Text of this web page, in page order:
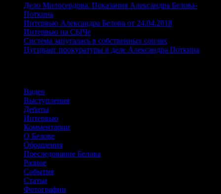
Дело Милосердова. Показания Александра Белова-
Поткина
Интервью Александра Белова от 24.04.2018
Интервью на СЫЧе
Система запуталась в собственных соплях
Цугцванг прокуратуры в деле Александра Поткина
Видео
Выступления
Дебаты
Интервью
Комментарии
О Белове
Обращения
Преследование Белова
Разное
События
Статьи
Фотографии